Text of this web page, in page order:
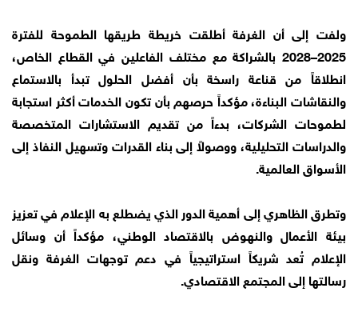
ولفت إلى أن الغرفة أطلقت خريطة طريقها الطموحة للفترة
2025–2028 بالشراكة مع مختلف الفاعلين في القطاع الخاص،
انطلاقاً من قناعة راسخة بأن أفضل الحلول تبدأ بالاستماع
والنقاشات البناءة، مؤكداً حرصهم بأن تكون الخدمات أكثر استجابة
لطموحات الشركات، بدءاً من تقديم الاستشارات المتخصصة
والدراسات التحليلية، ووصولاً إلى بناء القدرات وتسهيل النفاذ إلى
الأسواق العالمية.
وتطرق الظاهري إلى أهمية الدور الذي يضطلع به الإعلام في تعزيز
بيئة الأعمال والنهوض بالاقتصاد الوطني، مؤكداً أن وسائل
الإعلام تُعد شريكاً استراتيجياً في دعم توجهات الغرفة ونقل
رسالتها إلى المجتمع الاقتصادي.